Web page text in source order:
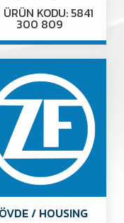
ÜRÜN KODU: 5841
300 809
/ HOUSING